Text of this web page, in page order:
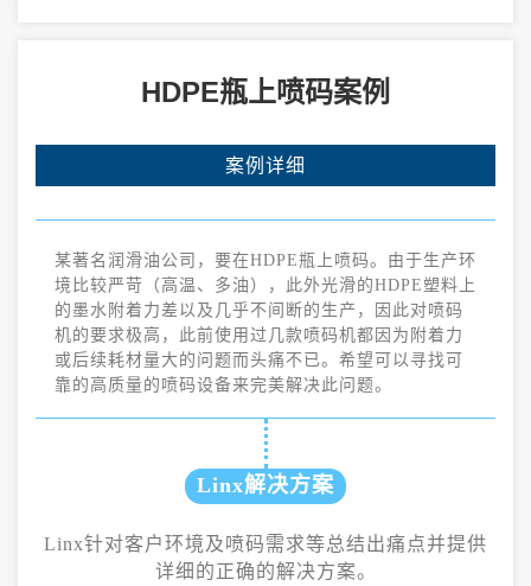
HDPE瓶上喷码案例
案例详细
某著名润滑油公司，要在HDPE瓶上喷码。由于生产环
境比较严苛（高温、多油），此外光滑的HDPE塑料上
的墨水附着力差以及几乎不间断的生产，因此对喷码
机的要求极高，此前使用过几款喷码机都因为附着力
或后续耗材量大的问题而头痛不已。希望可以寻找可
靠的高质量的喷码设备来完美解决此问题。
Linx解决方案
Linx针对客户环境及喷码需求等总结出痛点并提供
详细的正确的解决方案。